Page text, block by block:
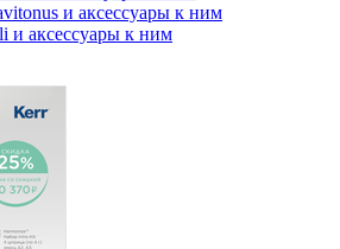
и аксессуары к ним
и аксессуары к ним